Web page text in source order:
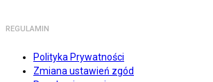
REGULAMIN
Polityka Prywatności
Zmiana ustawień zgód